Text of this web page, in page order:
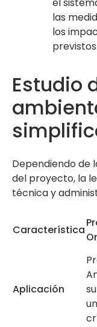
las
los
previstos.
Estudio
Dependiendo de
del proyecto, la
técnica y
Característica
Aplicación